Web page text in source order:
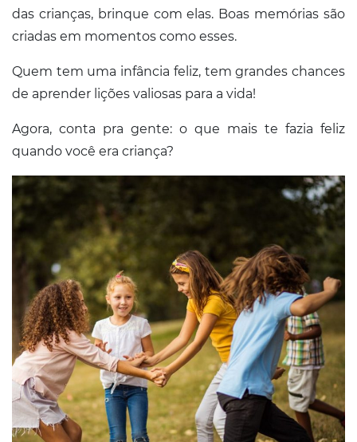
das crianças, brinque com elas. Boas memórias são
criadas em momentos como esses.
Quem tem uma infância feliz, tem grandes chances
de aprender lições valiosas para a vida!
Agora, conta pra gente: o que mais te fazia feliz
quando você era criança?